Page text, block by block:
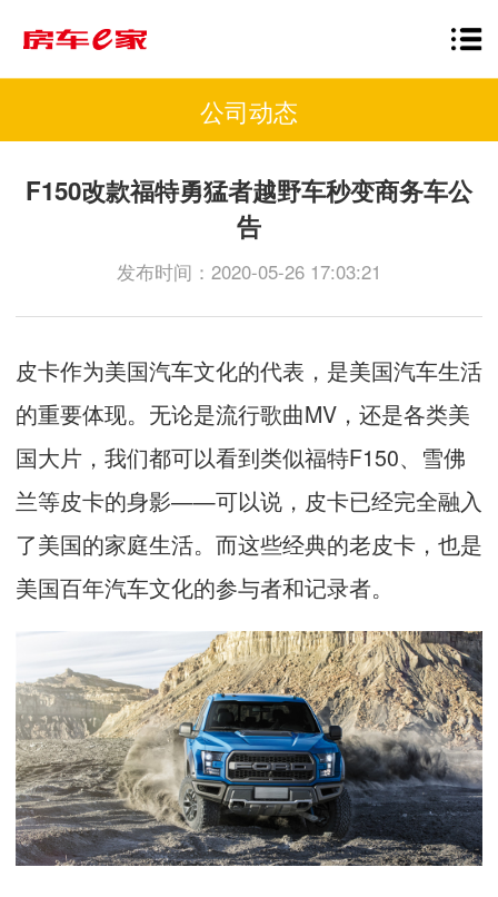
公司动态
F150改款福特勇猛者越野车秒变商务车公
告
发布时间：2020-05-26 17:03:21
皮卡作为美国汽车文化的代表，是美国汽车生活
的重要体现。无论是流行歌曲MV ，还是各类美
国大片，我们都可以看到类似福特F150、雪佛
兰等皮卡的身影——可以说，皮卡已经完全融入
了美国的家庭生活。而这些经典的老皮卡，也是
美国百年汽车文化的参与者和记录者。